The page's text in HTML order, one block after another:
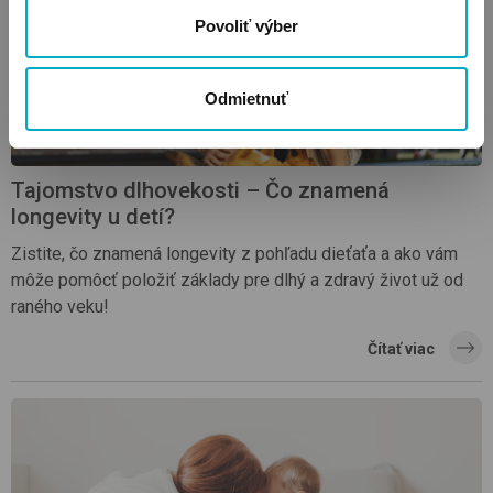
Povoliť výber
Odmietnuť
Tajomstvo dlhovekosti – Čo znamená
longevity u detí?
Zistite, čo znamená longevity z pohľadu dieťaťa a ako vám
môže pomôcť položiť základy pre dlhý a zdravý život už od
raného veku!
Čítať viac